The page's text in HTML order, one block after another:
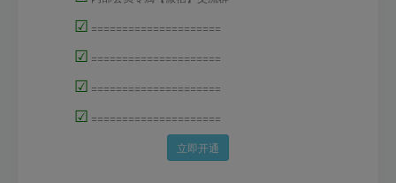
☑ =====================
☑ =====================
☑ =====================
☑ =====================
立即开通